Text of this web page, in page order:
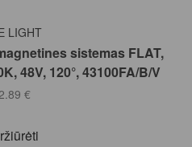
LIGHT
sistemas FLAT,
48V, 120°, 43100FA/B/V
€